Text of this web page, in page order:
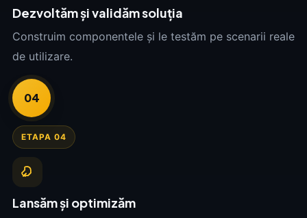
Dezvoltăm și validăm soluția
Construim componentele și le testăm pe scenarii reale
de utilizare.
04
ETAPA 04
Lansăm și optimizăm